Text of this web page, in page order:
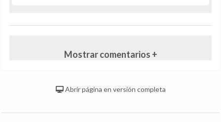
Mostrar comentarios +
Abrir página en versión completa